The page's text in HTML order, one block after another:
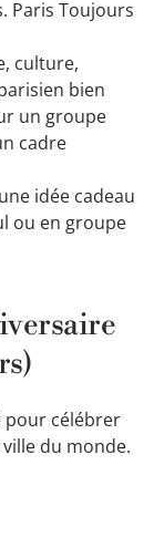
Paris Toujours
culture,
bien
un groupe
cadre
une idée cadeau
ou en groupe
pour célébrer
du monde.